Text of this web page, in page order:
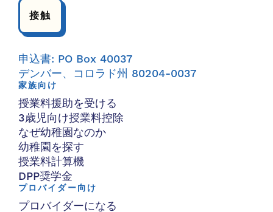
接触
申込書: PO Box 40037
デンバー、コロラド州 80204-0037
家族向け
授業料援助を受ける
3歳児向け授業料控除
なぜ幼稚園なのか
幼稚園を探す
授業料計算機
DPP奨学金
プロバイダー向け
プロバイダーになる